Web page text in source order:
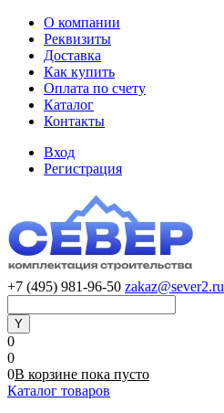
О компании
Реквизиты
Доставка
Как купить
Оплата по счету
Каталог
Контакты
Вход
Регистрация
+7 (495) 981-96-50 zakaz@sever2.ru
0
0
0В корзине пока пусто
Каталог товаров